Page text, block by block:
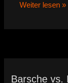
Weiter lesen »
Barsche vs.